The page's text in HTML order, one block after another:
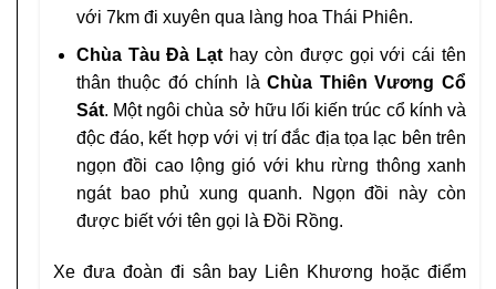
với 7km đi xuyên qua làng hoa Thái Phiên.
Chùa Tàu Đà Lạt hay còn được gọi với cái tên
thân thuộc đó chính làChùa Thiên Vương Cổ
Sát. Một ngôi chùa sở hữu lối kiến trúc cổ kính và
độc đáo, kết hợp với vị trí đắc địa tọa lạc bên trên
ngọn đồi cao lộng gió với khu rừng thông xanh
ngát bao phủ xung quanh. Ngọn đồi này còn
được biết với tên gọi là Đồi Rồng.
Xe đưa đoàn đi sân bay Liên Khương hoặc điểm